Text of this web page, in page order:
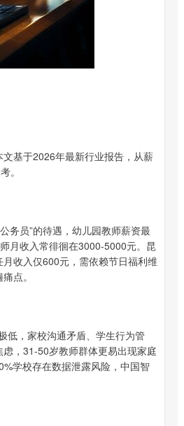
基于2026年最新行业报告，从薪
。
务员”的待遇，幼儿园教师薪资最
月收入常徘徊在3000-5000元。昆
收入仅600元，需依赖节日福利维
点。
低，家校沟通矛盾、学生行为管
，31-50岁教师群体更易出现家庭
学校存在数据泄露风险，中国智
4651.31